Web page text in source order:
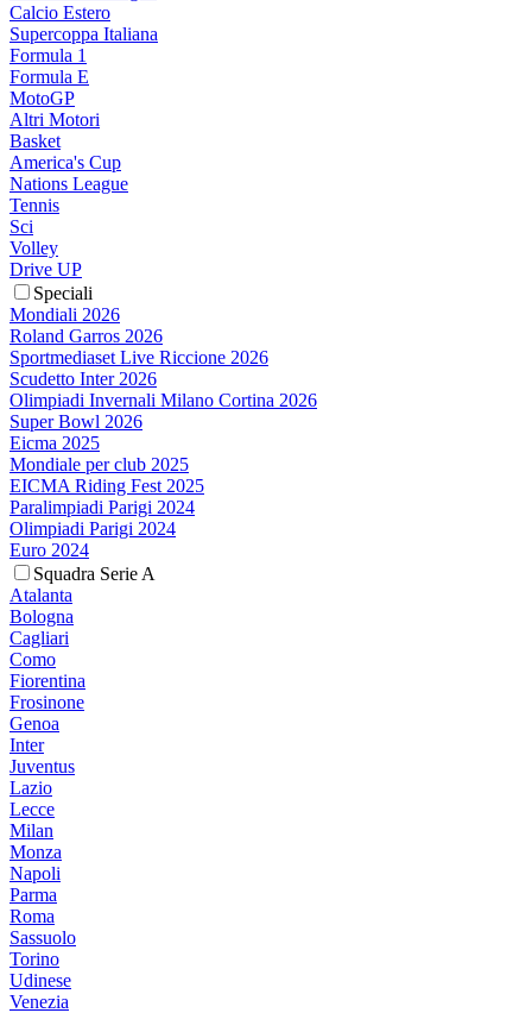
Calcio Estero
Supercoppa Italiana
Formula 1
Formula E
MotoGP
Altri Motori
Basket
America's Cup
Nations League
Tennis
Sci
Volley
Drive UP
Speciali
Mondiali 2026
Roland Garros 2026
Sportmediaset Live Riccione 2026
Scudetto Inter 2026
Olimpiadi Invernali Milano Cortina 2026
Super Bowl 2026
Eicma 2025
Mondiale per club 2025
EICMA Riding Fest 2025
Paralimpiadi Parigi 2024
Olimpiadi Parigi 2024
Euro 2024
Squadra Serie A
Atalanta
Bologna
Cagliari
Como
Fiorentina
Frosinone
Genoa
Inter
Juventus
Lazio
Lecce
Milan
Monza
Napoli
Parma
Roma
Sassuolo
Torino
Udinese
Venezia